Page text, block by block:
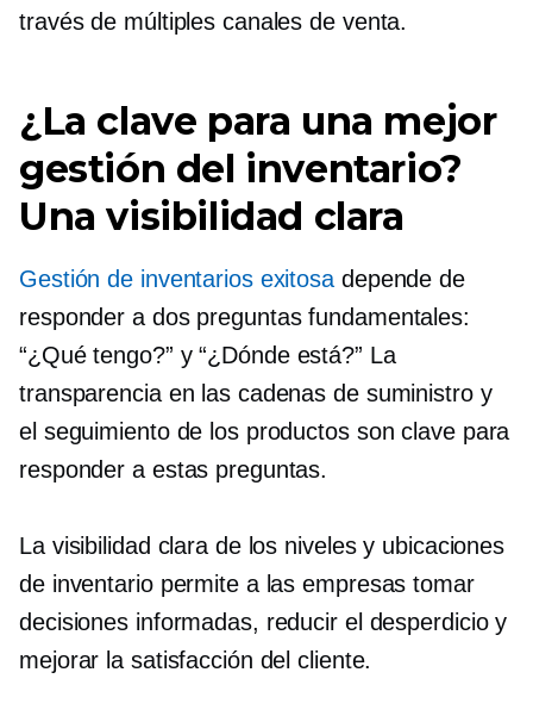
través de múltiples canales de venta.
¿La clave para una mejor
gestión del inventario?
Una visibilidad clara
Gestión de inventarios exitosa depende de
responder a dos preguntas fundamentales:
“¿Qué tengo?” y “¿Dónde está?” La
transparencia en las cadenas de suministro y
el seguimiento de los productos son clave para
responder a estas preguntas.
La visibilidad clara de los niveles y ubicaciones
de inventario permite a las empresas tomar
decisiones informadas, reducir el desperdicio y
mejorar la satisfacción del cliente.